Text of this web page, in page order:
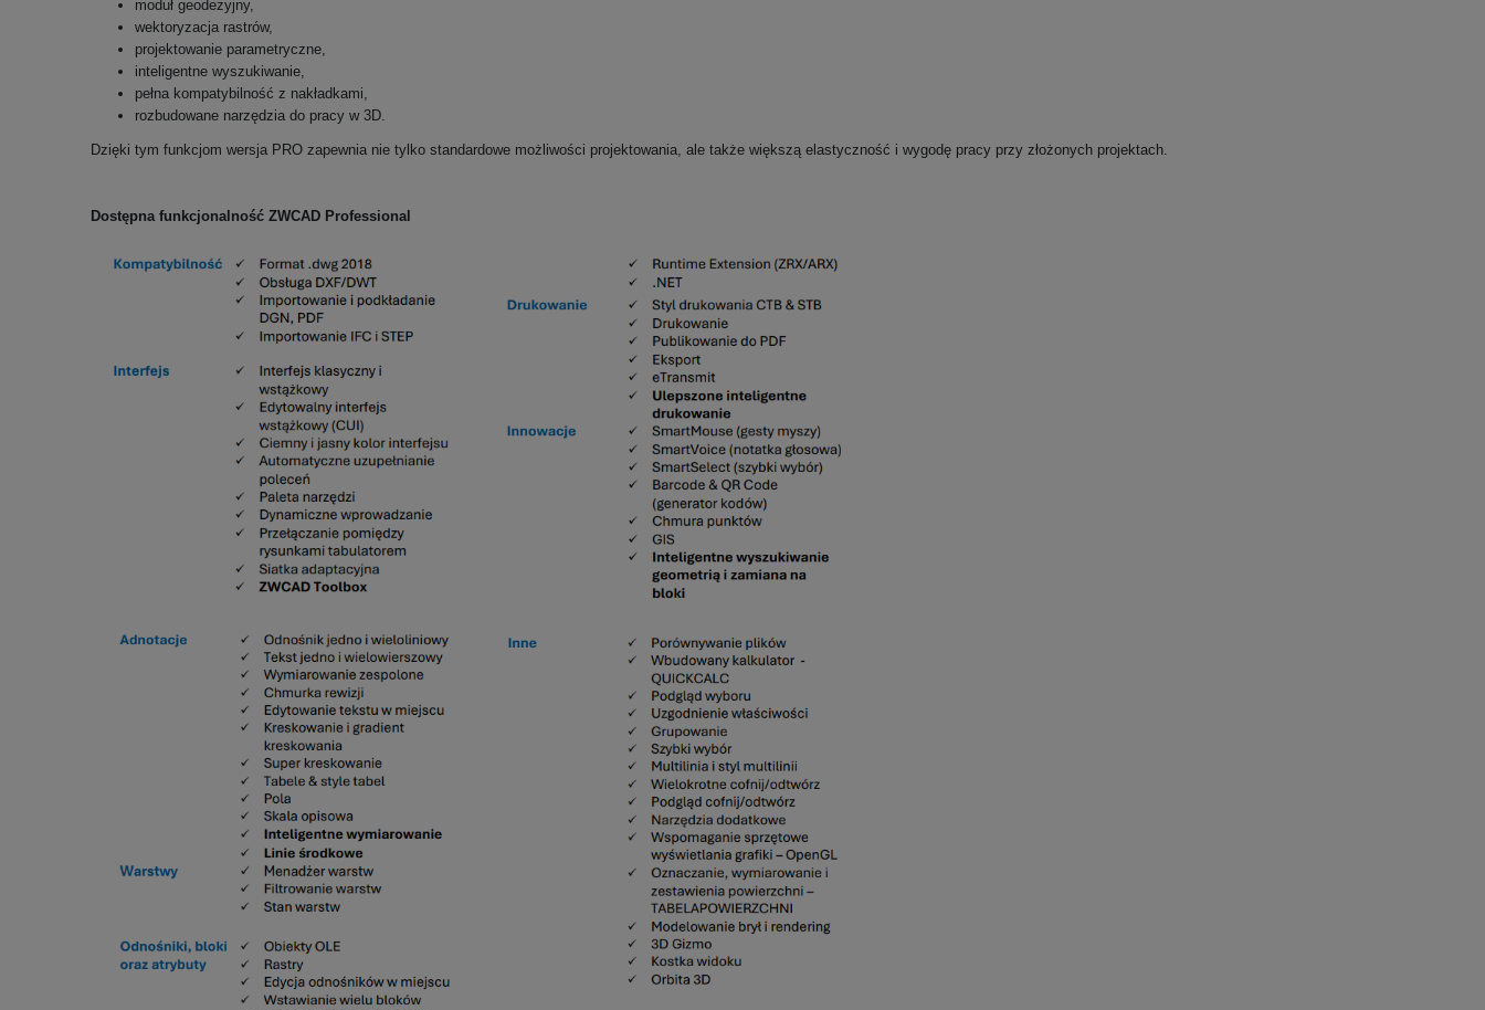
moduł geodezyjny,
wektoryzacja rastrów,
projektowanie parametryczne,
inteligentne wyszukiwanie,
pełna kompatybilność z nakładkami,
rozbudowane narzędzia do pracy w 3D.
Dzięki tym funkcjom wersja PRO zapewnia nie tylko standardowe możliwości projektowania, ale także większą elastyczność i wygodę pracy przy złożonych projektach.
Dostępna funkcjonalność ZWCAD Professional